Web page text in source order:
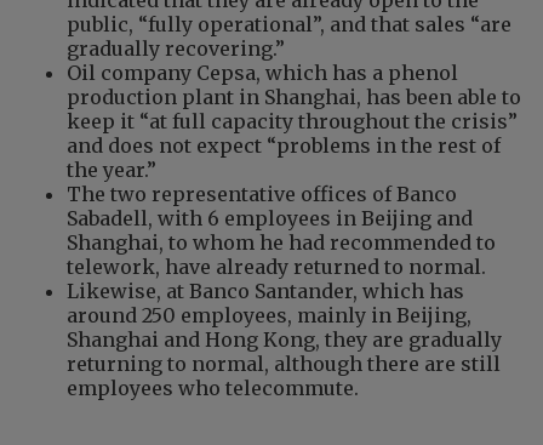
public, “fully operational”, and that sales “are
gradually recovering.”
Oil company Cepsa, which has a phenol
production plant in Shanghai, has been able to
keep it “at full capacity throughout the crisis”
and does not expect “problems in the rest of
the year.”
The two representative offices of Banco
Sabadell, with 6 employees in Beijing and
Shanghai, to whom he had recommended to
telework, have already returned to normal.
Likewise, at Banco Santander, which has
around 250 employees, mainly in Beijing,
Shanghai and Hong Kong, they are gradually
returning to normal, although there are still
employees who telecommute.